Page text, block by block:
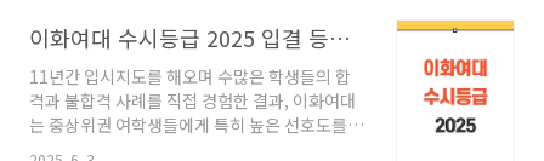
체감 난이도에 뚜렷한 차이를 보였습..
사의 영어, 수학, 국어 영역별 정답과 출제 경향을
우는 데 실질적인 도움이 되도록 구성하였습니
다.목차2025 5월 고3 모의고사 문제2025년 5월
고3 모의고사는 실제 수능과 동일한 방식으로 진
행되어 수험생들에게 시간 관리와 집중력을 점검
이화여대 수시등급 2025 입결 등급컷 의대 약대 간호학과 (ft. 11년 지도)
11년간 입시지도를 해오며 수많은 학생들의 합
격과 불합격 사례를 직접 경험한 결과, 이화여대
는 중상위권 여학생들에게 특히 높은 선호도를
보이는 대학입니다. 특히 의대, 약대, 간호학과는